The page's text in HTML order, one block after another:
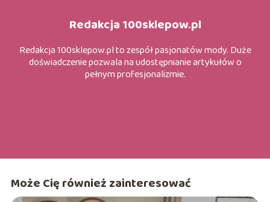
Redakcja 100sklepow.pl
Redakcja 100sklepow.pl to zespół pasjonatów mody. Duże
doświadczenie pozwala na udostępnianie artykułów o
pełnym profesjonalizmie.
Może Cię również zainteresować